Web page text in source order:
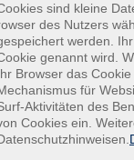
Uhr Halle,
Uhr Halle,
sind kleine
des Nutzers
werden.
genannt wird.
Browser das
für
Aktivitäten des
Cookies ein.